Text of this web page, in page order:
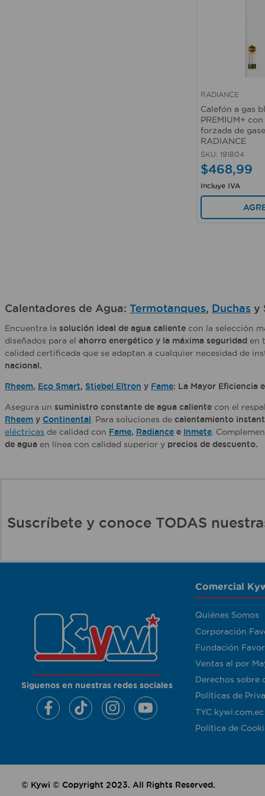
RADIANCE
Calefón a gas
PREMIUM+
forzada de
RADIANCE
SKU: 191804
$468,99
Incluye IVA
Calentadores de Agua: Termotanques, Duchas y
Encuentra la solución ideal de agua caliente con la selección
diseñados para el ahorro energético y la máxima seguridad en
calidad certificada que se adaptan a cualquier necesidad de
nacional.
Rheem, Eco Smart, Stiebel Eltron y Fame: La Mayor Eficiencia
Asegura un suministro constante de agua caliente con el
Rheem y Continental . Para soluciones de calentamiento
eléctricas de calidad con Fame, Radiance e Inmete .
de agua en línea con calidad superior y precios de descuento.
Suscríbete y conoce TODAS
Siguenos en nuestras redes sociales
Comercial
Quiénes Somos
Corporación
Fundación
Ventas al por
Derechos sobre
Políticas de
TYC kywi.com.ec
Política de
© Kywi © Copyright 2023. All Rights Reserved.